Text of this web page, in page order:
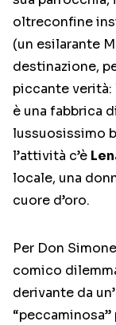
oltreconfine
(un esilarante
destinazione,
piccante
è una fabbrica
lussuosissimo
l’attività c’è
locale, una
cuore d’oro.
Per Don
comico
derivante da